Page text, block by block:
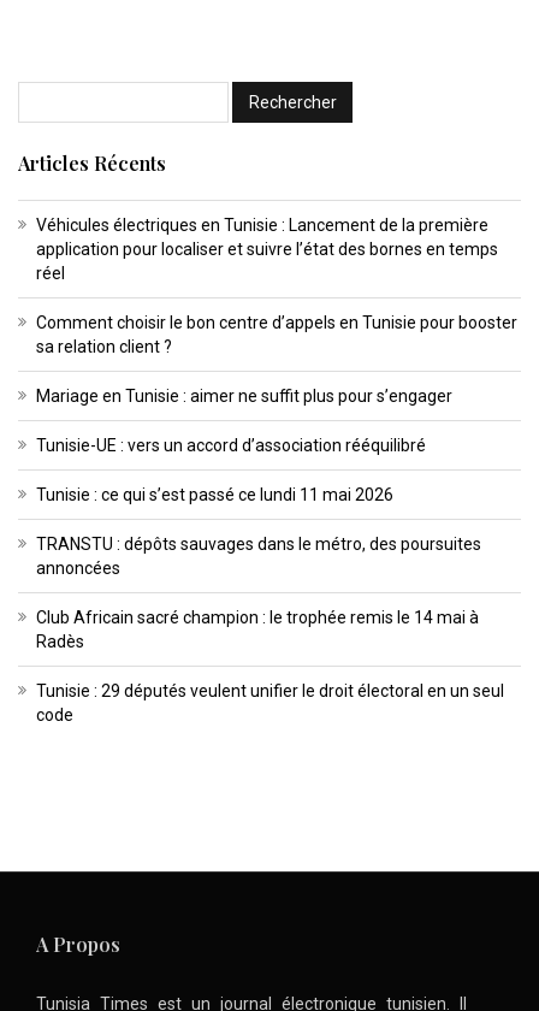
Articles Récents
Véhicules électriques en Tunisie : Lancement de la première
application pour localiser et suivre l’état des bornes en temps
réel
Comment choisir le bon centre d’appels en Tunisie pour booster
sa relation client ?
Mariage en Tunisie : aimer ne suffit plus pour s’engager
Tunisie-UE : vers un accord d’association rééquilibré
Tunisie : ce qui s’est passé ce lundi 11 mai 2026
TRANSTU : dépôts sauvages dans le métro, des poursuites
annoncées
Club Africain sacré champion : le trophée remis le 14 mai à
Radès
Tunisie : 29 députés veulent unifier le droit électoral en un seul
code
A Propos
Tunisia Times est un journal électronique tunisien. Il